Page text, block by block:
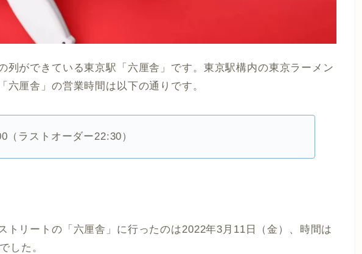
列ができている東京駅「六厘舎」です。東京駅構内の東京ラーメン
六厘舎」の営業時間は以下の通りです。
（ラストオーダー22:30）
トリートの「六厘舎」に行ったのは2022年3月11日（金）、時間は
した。